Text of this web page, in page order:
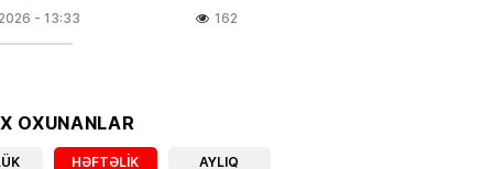
- 13:33 162
- 13:00
OXUNANLAR
HƏFTƏLIK AYLIQ